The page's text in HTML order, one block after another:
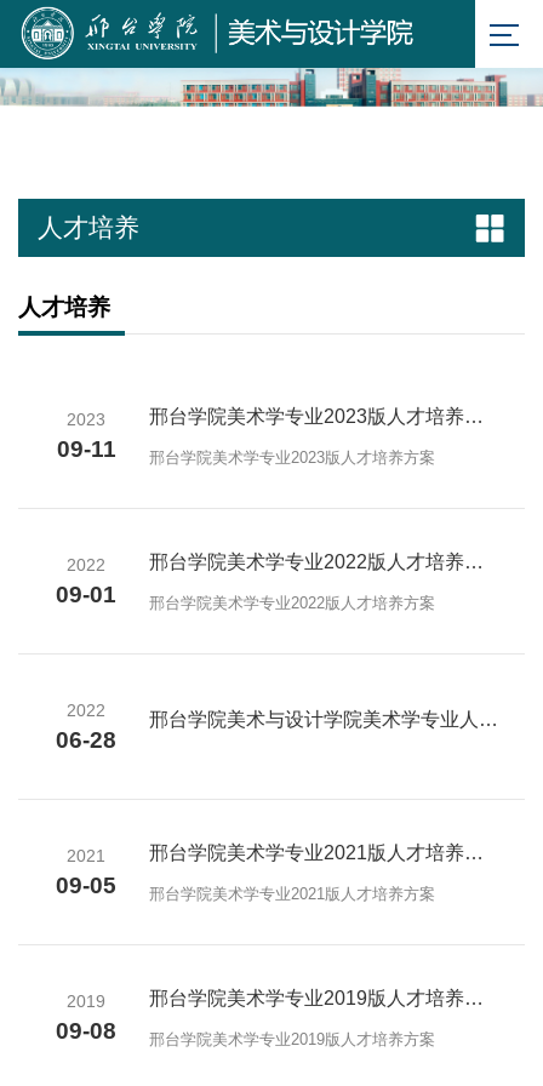
人才培养
人才培养
2023
09-11
邢台学院美术学专业2023版人才培养方案
邢台学院美术学专业2023版人才培养方案
2022
09-01
邢台学院美术学专业2022版人才培养方案
邢台学院美术学专业2022版人才培养方案
2022
06-28
邢台学院美术与设计学院美术学专业人才培养计划目标
2021
09-05
邢台学院美术学专业2021版人才培养方案
邢台学院美术学专业2021版人才培养方案
2019
09-08
邢台学院美术学专业2019版人才培养方案
邢台学院美术学专业2019版人才培养方案